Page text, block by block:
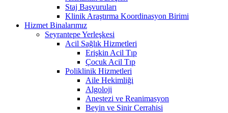
Staj Başvuruları
Klinik Araştırma Koordinasyon Birimi
Hizmet Binalarımız
Seyrantepe Yerleşkesi
Acil Sağlık Hizmetleri
Erişkin Acil Tıp
Çocuk Acil Tıp
Poliklinik Hizmetleri
Aile Hekimliği
Algoloji
Anestezi ve Reanimasyon
Beyin ve Sinir Cerrahisi